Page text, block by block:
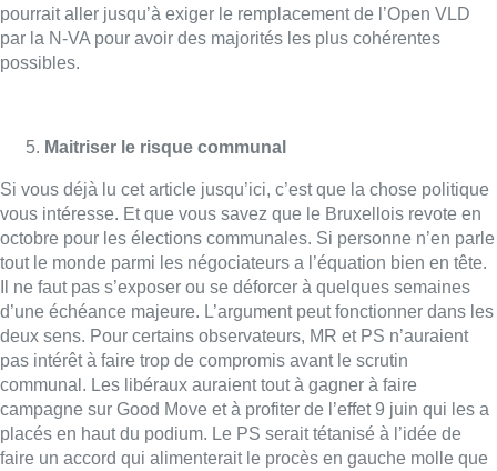
pourrait aller jusqu’à exiger le remplacement de l’Open VLD
par la N-VA pour avoir des majorités les plus cohérentes
possibles.
Maitriser le risque communal
Si vous déjà lu cet article jusqu’ici, c’est que la chose politique
vous intéresse. Et que vous savez que le Bruxellois revote en
octobre pour les élections communales. Si personne n’en parle
tout le monde parmi les négociateurs a l’équation bien en tête.
Il ne faut pas s’exposer ou se déforcer à quelques semaines
d’une échéance majeure. L’argument peut fonctionner dans les
deux sens. Pour certains observateurs, MR et PS n’auraient
pas intérêt à faire trop de compromis avant le scrutin
communal. Les libéraux auraient tout à gagner à faire
campagne sur Good Move et à profiter de l’effet 9 juin qui les a
placés en haut du podium. Le PS serait tétanisé à l’idée de
faire un accord qui alimenterait le procès en gauche molle que